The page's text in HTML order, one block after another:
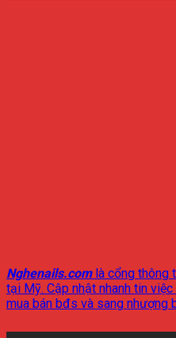
Nghenails.comlà cổng thông
tại Mỹ. Cập nhật nhanh tin
mua bán bđs và sang nhượng